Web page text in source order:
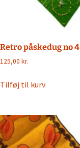
Retro påskedug no 4
125,00 kr.
Tilføj til kurv